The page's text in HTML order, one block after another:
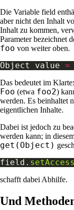
Die Variable field
aber nicht den Inhalt
Inhalt zu kommen,
Parameter bezeichnet
foo von weiter oben.
Object value =
Das bedeutet im
Foo (etwa foo2)
werden. Es beinhaltet
eigentlichen Inhalte.
Dabei ist jedoch zu
werden kann; in
get(Object)
field.
schafft dabei Abhilfe.
Und